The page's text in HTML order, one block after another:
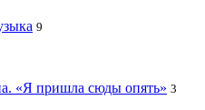
9
«Я пришла сюды опять» 3